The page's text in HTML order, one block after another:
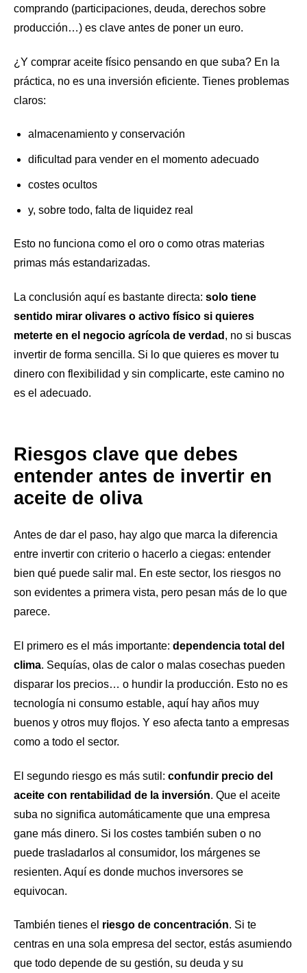
comprando (participaciones, deuda, derechos sobre
producción…) es clave antes de poner un euro.
¿Y comprar aceite físico pensando en que suba? En la
práctica, no es una inversión eficiente. Tienes problemas
claros:
almacenamiento y conservación
dificultad para vender en el momento adecuado
costes ocultos
y, sobre todo, falta de liquidez real
Esto no funciona como el oro o como otras materias
primas más estandarizadas.
La conclusión aquí es bastante directa: solo tiene
sentido mirar olivares o activo físico si quieres
meterte en el negocio agrícola de verdad , no si buscas
invertir de forma sencilla. Si lo que quieres es mover tu
dinero con flexibilidad y sin complicarte, este camino no
es el adecuado.
Riesgos clave que debes
entender antes de invertir en
aceite de oliva
Antes de dar el paso, hay algo que marca la diferencia
entre invertir con criterio o hacerlo a ciegas: entender
bien qué puede salir mal. En este sector, los riesgos no
son evidentes a primera vista, pero pesan más de lo que
parece.
El primero es el más importante: dependencia total del
clima. Sequías, olas de calor o malas cosechas pueden
disparar los precios… o hundir la producción. Esto no es
tecnología ni consumo estable, aquí hay años muy
buenos y otros muy flojos. Y eso afecta tanto a empresas
como a todo el sector.
El segundo riesgo es más sutil: confundir precio del
aceite con rentabilidad de la inversión. Que el aceite
suba no significa automáticamente que una empresa
gane más dinero. Si los costes también suben o no
puede trasladarlos al consumidor, los márgenes se
resienten. Aquí es donde muchos inversores se
equivocan.
También tienes el riesgo de concentración. Si te
centras en una sola empresa del sector, estás asumiendo
que todo depende de su gestión, su deuda y su